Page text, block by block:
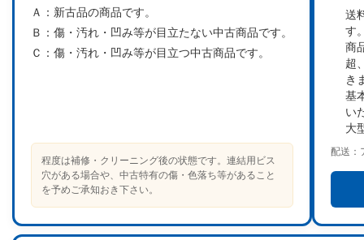
Ａ： 新古品の商品です。
Ｂ： 傷・汚れ・凹み等が目立たない中古商品です。
Ｃ： 傷・汚れ・凹み等が目立つ中古商品です。
程度は補修・クリーニング後の状態です。連結用ビス
穴がある場合や、中古特有の傷・色落ち等があること
を予めご承知おき下さい。
送
す
商
超
き
基
い
大
配送：